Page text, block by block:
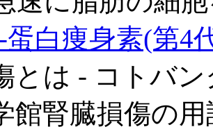
蛋白痩身素(第4
とは - コトバン
館腎臓損傷の